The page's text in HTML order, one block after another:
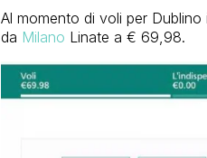
Al momento di voli per
da Milano Linate a € 69,98.